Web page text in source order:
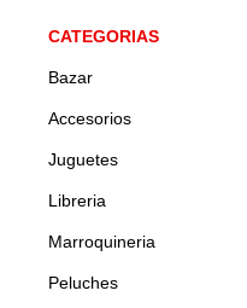
CATEGORIAS
Bazar
Accesorios
Juguetes
Libreria
Marroquineria
Peluches